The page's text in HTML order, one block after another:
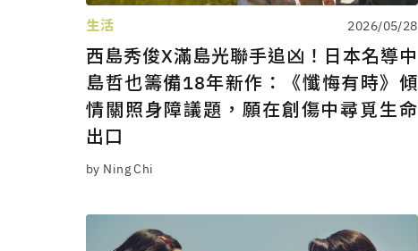
生活 2026/05/28
西島秀俊X滿島光聯手追凶！日本名導中
島哲也籌備18年新作：《懺悔有時》傾
情關照身障議題，願在創傷中尋覓生命
出口
by Ning Chi